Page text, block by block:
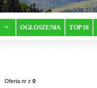
OGŁOSZENIA TOP 10
Oferta nr z 0